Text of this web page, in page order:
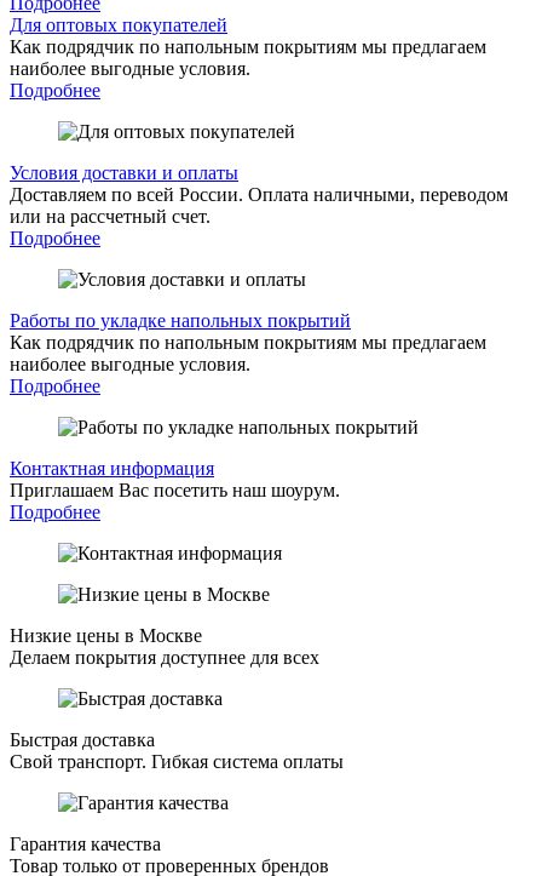
Для оптовых покупателей
Как подрядчик по напольным покрытиям мы предлагаем
наиболее выгодные условия.
Подробнее
Условия доставки и оплаты
Доставляем по всей России. Оплата наличными, переводом
или на рассчетный счет.
Подробнее
Работы по укладке напольных покрытий
Как подрядчик по напольным покрытиям мы предлагаем
наиболее выгодные условия.
Подробнее
Контактная информация
Приглашаем Вас посетить наш шоурум.
Подробнее
Низкие цены в Москве
Делаем покрытия доступнее для всех
Быстрая доставка
Свой транспорт. Гибкая система оплаты
Гарантия качества
Товар только от проверенных брендов